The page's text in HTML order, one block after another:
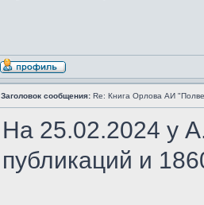
Заголовок сообщения: Re: Книга Орлова АИ
На 25.02.2024 у
публикаций и